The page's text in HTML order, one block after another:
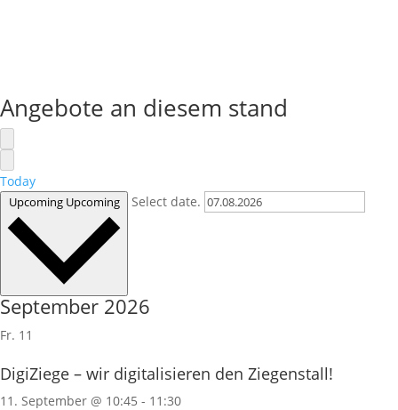
Angebote an diesem stand
Today
Upcoming Upcoming Select date.
September 2026
Fr. 11
DigiZiege – wir digitalisieren den Ziegenstall!
11. September @ 10:45 - 11:30